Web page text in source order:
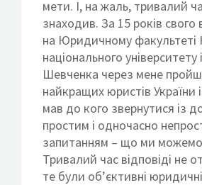
мети. І, на жаль, тривалий
знаходив. За 15 років
на Юридичному факультеті
національного університету
Шевченка через мене
найкращих юристів України
мав до кого звернутися із
простим і одночасно
запитанням – що ми можемо
Тривалий час відповіді не
те були об’єктивні